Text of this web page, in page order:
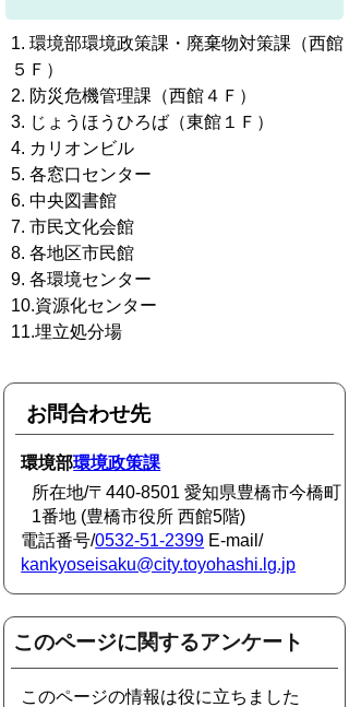
1. 環境部環境政策課・廃棄物対策課（西館
５Ｆ）
2. 防災危機管理課（西館４Ｆ）
3. じょうほうひろば（東館１Ｆ）
4. カリオンビル
5. 各窓口センター
6. 中央図書館
7. 市民文化会館
8. 各地区市民館
9. 各環境センター
10.資源化センター
11.埋立処分場
お問合わせ先
環境部環境政策課
所在地/〒440-8501 愛知県豊橋市今橋町
1番地 (豊橋市役所 西館5階)
電話番号/0532-51-2399 E-mail/
kankyoseisaku@city.toyohashi.lg.jp
このページに関するアンケート
このページの情報は役に立ちました